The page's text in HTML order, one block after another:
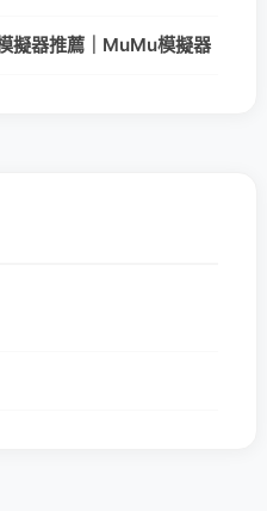
擬器推薦｜MuMu模擬器